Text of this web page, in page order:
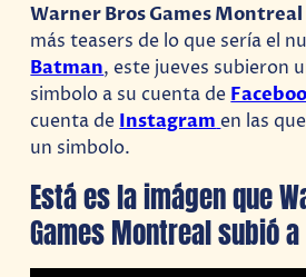
Warner Bros Games Montreal
más teasers de lo que sería el
Batman, este jueves subieron
simbolo a su cuenta de
cuenta de Instagram en las
un simbolo.
Está es la imágen que
Games Montreal subió